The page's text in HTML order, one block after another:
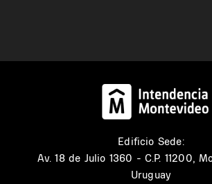
Edificio Sede:
Av. 18 de Julio 1360 - C.P. 11200,
Uruguay